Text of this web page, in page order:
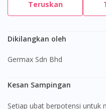
Teruskan
Dikilangkan oleh
Germax Sdn Bhd
Kesan Sampingan
Setiap ubat berpotensi untuk